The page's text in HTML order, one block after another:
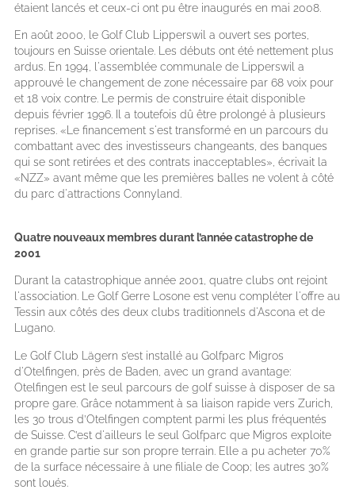
étaient lancés et ceux-ci ont pu être inaugurés en mai 2008.
En août 2000, le Golf Club Lipperswil a ouvert ses portes,
toujours en Suisse orientale. Les débuts ont été nettement plus
ardus. En 1994, l'assemblée communale de Lipperswil a
approuvé le changement de zone nécessaire par 68 voix pour
et 18 voix contre. Le permis de construire était disponible
depuis février 1996. Il a toutefois dû être prolongé à plusieurs
reprises. «Le financement s'est transformé en un parcours du
combattant avec des investisseurs changeants, des banques
qui se sont retirées et des contrats inacceptables», écrivait la
«NZZ» avant même que les premières balles ne volent à côté
du parc d'attractions Connyland.
Quatre nouveaux membres durant l’année catastrophe de
2001
Durant la catastrophique année 2001, quatre clubs ont rejoint
l'association. Le Golf Gerre Losone est venu compléter l'offre au
Tessin aux côtés des deux clubs traditionnels d'Ascona et de
Lugano.
Le Golf Club Lägern s’est installé au Golfparc Migros
d'Otelfingen, près de Baden, avec un grand avantage:
Otelfingen est le seul parcours de golf suisse à disposer de sa
propre gare. Grâce notamment à sa liaison rapide vers Zurich,
les 30 trous d’Otelfingen comptent parmi les plus fréquentés
de Suisse. C’est d'ailleurs le seul Golfparc que Migros exploite
en grande partie sur son propre terrain. Elle a pu acheter 70%
de la surface nécessaire à une filiale de Coop; les autres 30%
sont loués.